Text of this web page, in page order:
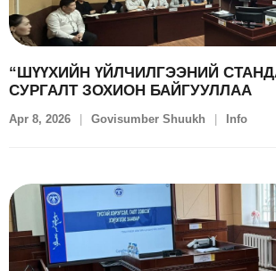
“ШҮҮХИЙН ҮЙЛЧИЛГЭЭНИЙ
СУРГАЛТ ЗОХИОН БАЙГУУЛЛАА
Apr 8, 2026 Govisumber Shuukh Info